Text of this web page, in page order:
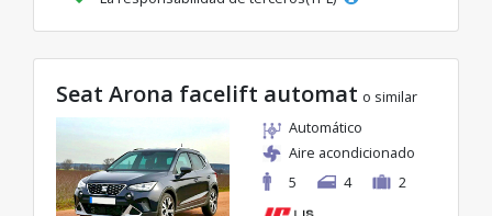
Seat Arona facelift automat o similar
Automático
Aire acondicionado
5
4 2